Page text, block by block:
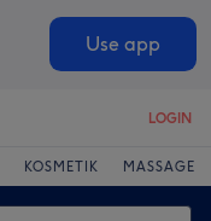
Use app
LOGIN
KOSMETIK MASSAGE